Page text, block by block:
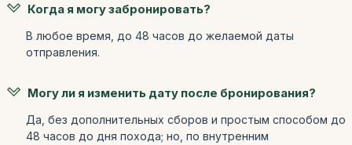
Когда я могу забронировать?
В любое время, до 48 часов до желаемой даты
отправления.
Могу ли я изменить дату после бронирования?
Да, без дополнительных сборов и простым способом до
48 часов до дня похода; но, по внутренним